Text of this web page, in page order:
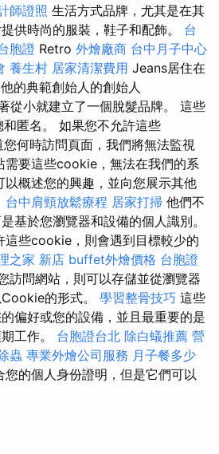
師證照 生活方式品牌，尤其是在其
供時尚的服裝，鞋子和配飾。 台
胞證 Retro 外燴廠商 台中月子中心
養生村 居家清潔費用 Jeans居住在
他的典範創始人的創始人
從小就建立了一個脫髮品牌。 這些
匿名。 如果您不允許這些
何時訪問頁面，我們將無法監視
需要這些cookie，無法在我們的系
概述您的興趣，並向您展示其他
台中肩頸放鬆療程 居家打掃 他們不
基於您瀏覽器和設備的個人識別。
這些cookie，則會遇到目標較少的
之家 新店 buffet外燴價格 台胞證
訪問網站，則可以存儲並從瀏覽器
的形式。 學習整骨技巧 這些
偏好或您的設備，並且最重要的是
工作。 台胞證台北 除白蟻推薦 營
蟲 專業外燴公司服務 月子餐多少
您的個人身份證明，但是它們可以